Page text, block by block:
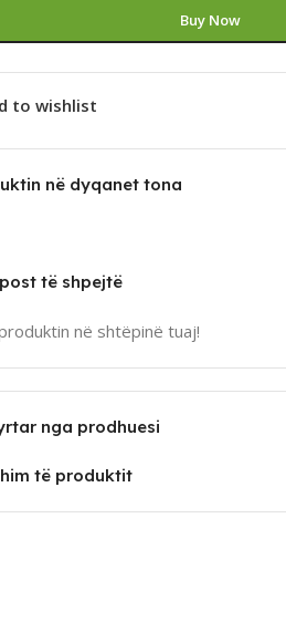
Buy Now
to wishlist
në dyqanet tona
të shpejtë
në shtëpinë tuaj!
nga prodhuesi
të produktit